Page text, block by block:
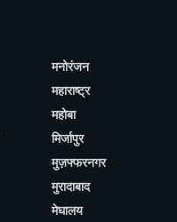
मनोरंजन
महाराष्ट्र
महोबा
मिर्जापुर
मुज़फ्फरनगर
मुरादाबाद
मेघालय